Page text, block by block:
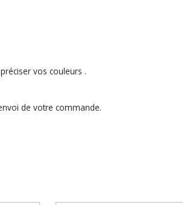
vos couleurs .
de votre commande.